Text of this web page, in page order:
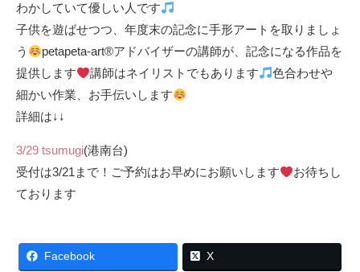
わかしていて優しい人です
子供を遊ばせつつ、年度末の記念に手形アートを取りましょ
う
petapeta-art®️アドバイザーの講師が、記念になる作品を
提供します
講師はネイリストでもあります
色合わせや
細かい作業、お手伝いします
詳細は↓↓
3/29 tsumugi(港南台)
受付は3/21まで！ご予約はお早めにお願いします
お待ちし
ております
Facebook X